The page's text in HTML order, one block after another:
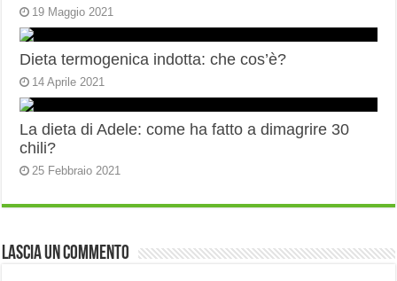
19 Maggio 2021
Dieta termogenica indotta: che cos’è?
14 Aprile 2021
La dieta di Adele: come ha fatto a dimagrire 30
chili?
25 Febbraio 2021
Lascia un commento